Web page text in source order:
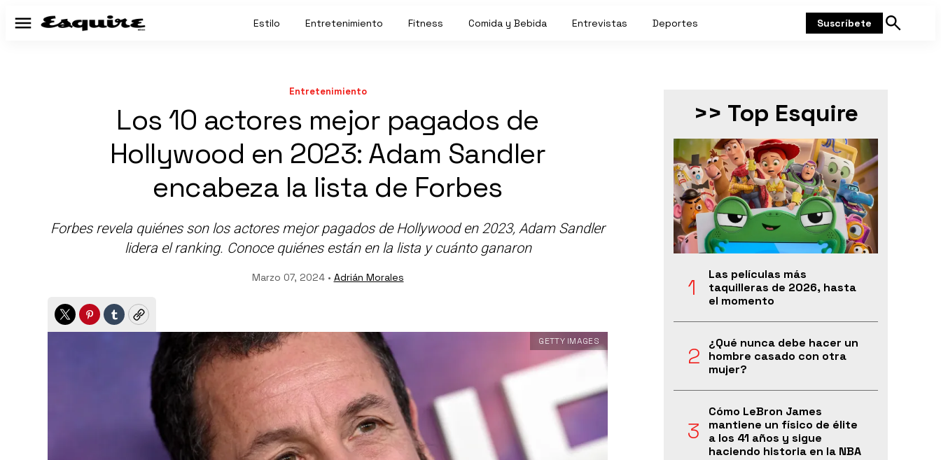
Menú Estilo Entretenimiento Fitness Comida y Bebida Entrevistas Deportes Suscríbete
Mostrar
Entretenimiento
Los 10 actores mejor pagados de
Hollywood en 2023: Adam Sandler
encabeza la lista de Forbes
Forbes revela quiénes son los actores mejor pagados de Hollywood en 2023, Adam Sandler
lidera el ranking. Conoce quiénes están en la lista y cuánto ganaron
Marzo 07, 2024 • Adrián Morales
TwitterPinterest
TumblrCopy
GETTY IMAGES
>> Top Esquire
Las películas más
taquilleras de 2026, hasta
el momento
¿Qué nunca debe hacer un
hombre casado con otra
mujer?
Cómo LeBron James
mantiene un físico de élite
a los 41 años y sigue
haciendo historia en la NBA